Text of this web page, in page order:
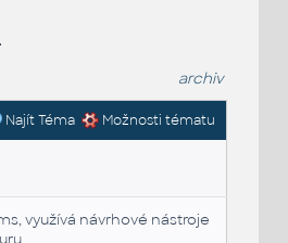
archiv
Najít Téma Možnosti tématu
využívá návrhové nástroje